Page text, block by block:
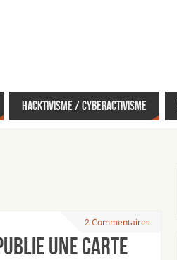
Hacktivisme / cyberactivisme
2 Commentaires
une carte